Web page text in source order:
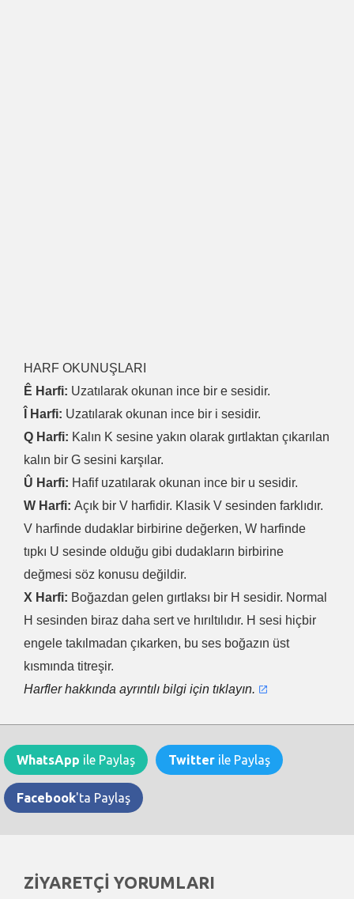
HARF OKUNUŞLARI
Ê Harfi: Uzatılarak okunan ince bir e sesidir.
Î Harfi: Uzatılarak okunan ince bir i sesidir.
Q Harfi: Kalın K sesine yakın olarak gırtlaktan çıkarılan
kalın bir G sesini karşılar.
Û Harfi: Hafif uzatılarak okunan ince bir u sesidir.
W Harfi: Açık bir V harfidir. Klasik V sesinden farklıdır.
V harfinde dudaklar birbirine değerken, W harfinde
tıpkı U sesinde olduğu gibi dudakların birbirine
değmesi söz konusu değildir.
X Harfi: Boğazdan gelen gırtlaksı bir H sesidir. Normal
H sesinden biraz daha sert ve hırıltılıdır. H sesi hiçbir
engele takılmadan çıkarken, bu ses boğazın üst
kısmında titreşir.
Harfler hakkında ayrıntılı bilgi için tıklayın.
WhatsApp ile Paylaş Twitter ile Paylaş
Facebook'ta Paylaş
ZİYARETÇİ YORUMLARI